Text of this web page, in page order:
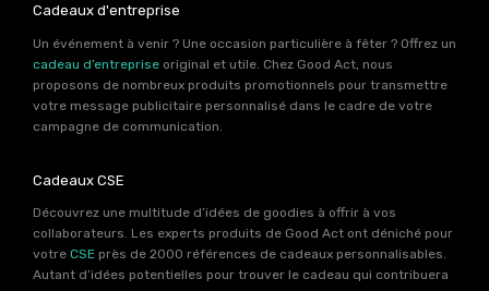
Cadeaux d'entreprise
Un événement à venir ? Une occasion particulière à fêter ? Offrez un
cadeau d’entreprise original et utile. Chez Good Act, nous
proposons de nombreux produits promotionnels pour transmettre
votre message publicitaire personnalisé dans le cadre de votre
campagne de communication.
Cadeaux CSE
Découvrez une multitude d’idées de goodies à offrir à vos
collaborateurs. Les experts produits de Good Act ont déniché pour
votre CSE près de 2000 références de cadeaux personnalisables.
Autant d’idées potentielles pour trouver le cadeau qui contribuera